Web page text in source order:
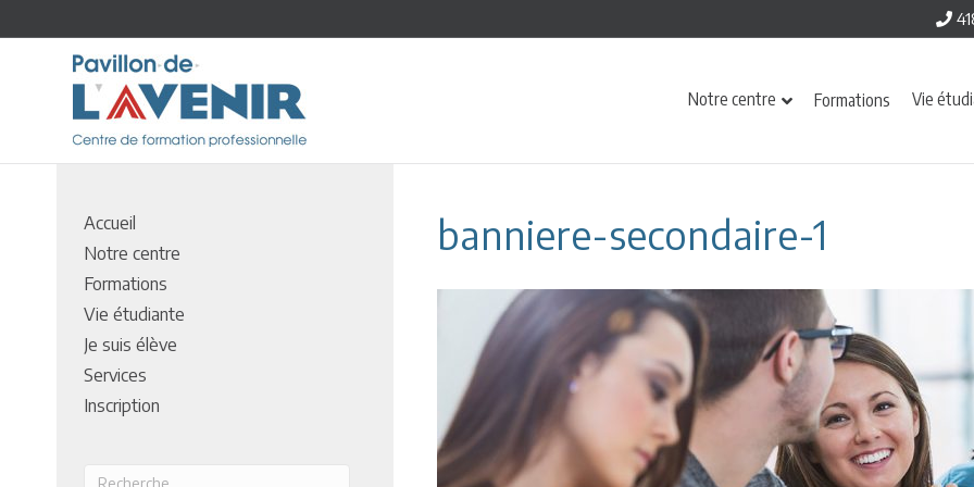
Notre centre Formations Vie
Accueil
Notre centre
Formations
Vie étudiante
Je suis élève
Services
Inscription
banniere-secondaire-1